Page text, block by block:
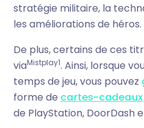
stratégie militaire, la
les améliorations de héros.
De plus, certains de ces
viaMistplay1. Ainsi, lorsque
temps de jeu, vous pouvez
forme de cartes-cadeaux
de PlayStation, DoorDash